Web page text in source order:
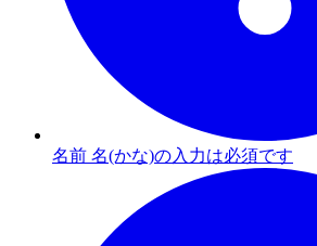
名前 名(かな)の入力は必須です